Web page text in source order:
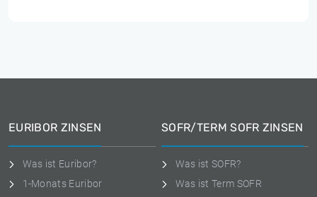
EURIBOR ZINSEN
Was ist Euribor?
1-Monats Euribor
SOFR/TERM SOFR ZINSEN
Was ist SOFR?
Was ist Term SOFR